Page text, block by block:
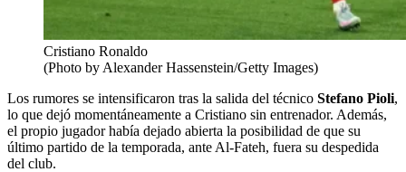
Cristiano Ronaldo
(Photo by Alexander Hassenstein/Getty Images)
Los rumores se intensificaron tras la salida del técnico Stefano Pioli,
lo que dejó momentáneamente a Cristiano sin entrenador. Además,
el propio jugador había dejado abierta la posibilidad de que su
último partido de la temporada, ante Al-Fateh, fuera su despedida
del club.